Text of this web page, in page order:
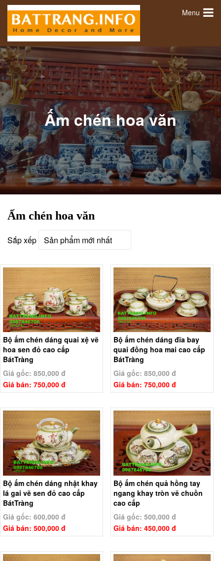
Menu
Ấm chén hoa văn
Ấm chén hoa văn
Sắp xếp
Bộ ấm chén dáng quai xệ vẽ
hoa sen đỏ cao cấp
BátTràng
Giá gốc: 850,000 đ
Giá bán: 750,000 đ
Bộ ấm chén dáng đĩa bay
quai đồng hoa mai cao cấp
BátTràng
Giá gốc: 850,000 đ
Giá bán: 750,000 đ
Bộ ấm chén dáng nhật khay
lá gai vẽ sen đỏ cao cấp
BátTràng
Giá gốc: 600,000 đ
Giá bán: 500,000 đ
Bộ ấm chén quả hồng tay
ngang khay tròn vẽ chuồn
cao cấp
Giá gốc: 500,000 đ
Giá bán: 450,000 đ